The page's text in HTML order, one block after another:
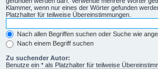
Klammer, wenn nur eines der Wörter gefunden
Platzhalter für teilweise Übereinstimmungen.
Nach allen Begriffen suchen oder Suche wie
Nach einem Begriff suchen
Zu suchender Autor:
Benutze ein * als Platzhalter für teilweise